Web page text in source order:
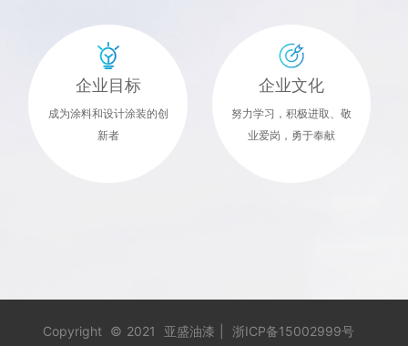
企业目标
成为涂料和设计涂装的创
新者
企业文化
努力学习，积极进取、敬
业爱岗，勇于奉献
Copyright © 2021 亚盛油漆 浙ICP备15002999号